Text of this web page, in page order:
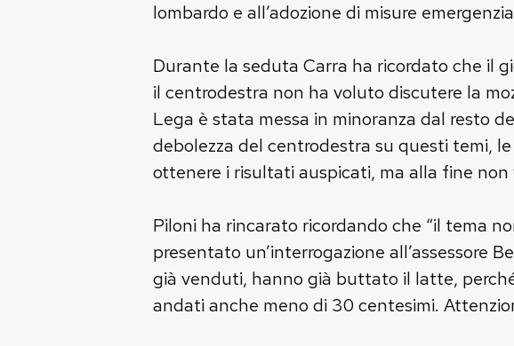
lombardo e all’adozione di misure
Durante la seduta Carra ha ricordato che il
il centrodestra non ha voluto discutere la
Lega è stata messa in minoranza dal resto
debolezza del centrodestra su questi temi,
ottenere i risultati auspicati, ma alla fine non
Piloni ha rincarato ricordando che “il tema
presentato un’interrogazione all’assessore
già venduti, hanno già buttato il latte,
andati anche meno di 30 centesimi.